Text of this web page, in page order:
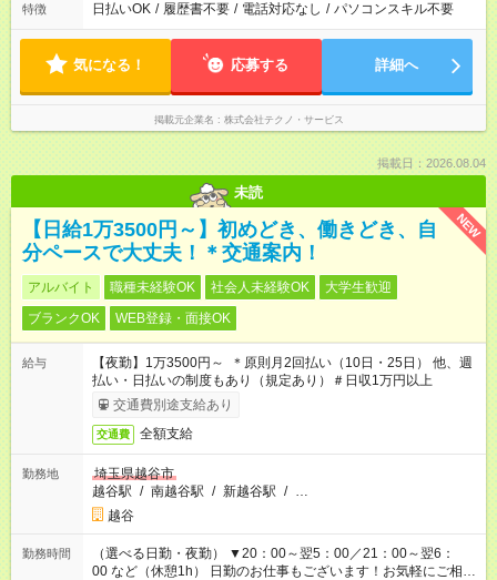
特徴 日払いOK / 履歴書不要 / 電話対応なし / パソコンスキル不要
気になる！ 応募する 詳細へ
掲載元企業名 株式会社テクノ・サービス
掲載日：2026.08.04
未読
NEW
【日給1万3500円～】初めどき、働きどき、自
分ペースで大丈夫！＊交通案内！
アルバイト 職種未経験OK 社会人未経験OK
大学生歓迎
ブランクOK
WEB登録・面接OK
給与
【夜勤】1万3500円～ ＊原則月2回払い（10日・25日） 他、週
払い・日払いの制度もあり（規定あり）＃日収1万円以上
交通費別途支給あり
交通費 全額支給
勤務地
埼玉県越谷市
越谷駅 / 南越谷駅 / 新越谷駅 / …
越谷
勤務時間
（選べる日勤・夜勤） ▼20：00～翌5：00／21：00～翌6：
00 など（休憩1h） 日勤のお仕事もございます！お気軽にご相談